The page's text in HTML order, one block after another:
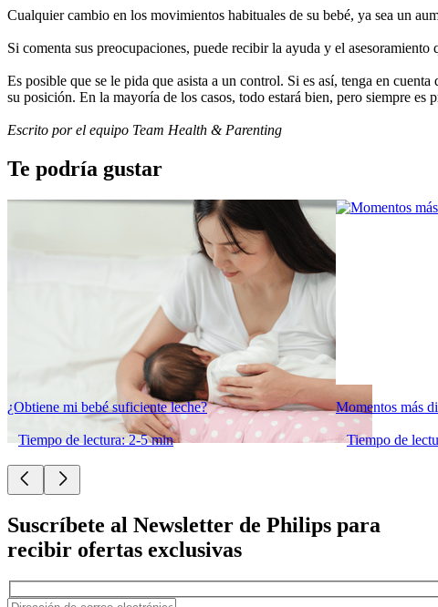
Cualquier cambio en los movimientos habituales de su bebé, ya sea un
Si comenta sus preocupaciones, puede recibir la ayuda y el asesoramiento
Es posible que se le pida que asista a un control. Si es así, tenga en
su posición. En la mayoría de los casos, todo estará bien, pero siempre es
Escrito por el equipo Team Health & Parenting
Te podría gustar
¿Obtiene mi bebé suficiente leche?
Tiempo de lectura: 2-5 min
Momentos más
Tiempo de
Suscríbete al Newsletter de Philips para
recibir ofertas exclusivas